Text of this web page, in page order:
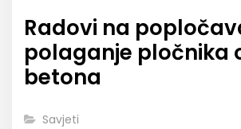
Radovi na
polaganje pločnika
betona
Savjeti